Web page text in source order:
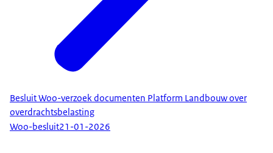
Besluit Woo-verzoek documenten Platform Landbouw over
overdrachtsbelasting
Woo-besluit21-01-2026